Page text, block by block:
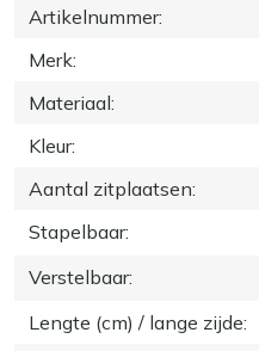
Artikelnummer:
Merk:
Materiaal:
Kleur:
Aantal zitplaatsen:
Stapelbaar:
Verstelbaar:
Lengte (cm) / lange zijde: